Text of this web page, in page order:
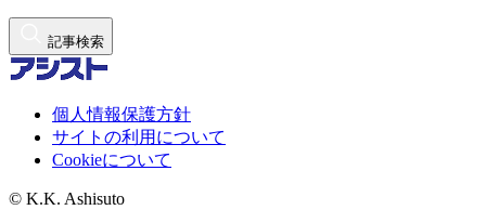
記事検索
個人情報保護方針
サイトの利用について
Cookieについて
© K.K. Ashisuto